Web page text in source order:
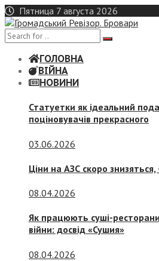
Skip
to
content
Пятница 7 августа 2026
ГОЛОВНА
ВІЙНА
НОВИНИ
Статуетки як ідеальний
поціновувачів прекрасного
03.06.2026
Ціни на АЗС скоро знизяться,
08.04.2026
Як працюють суші-
війни: досвід «Сушия»
08.04.2026